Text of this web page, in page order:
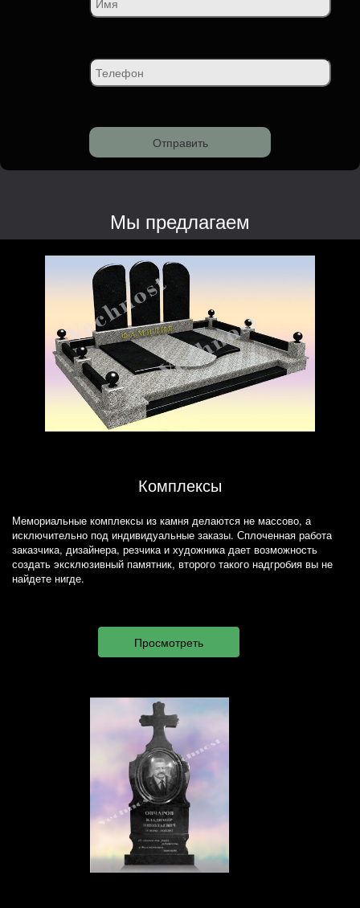
Мы предлагаем
Комплексы
Мемориальные комплексы из камня делаются не массово, а
исключительно под индивидуальные заказы. Сплоченная работа
заказчика, дизайнера, резчика и художника дает возможность
создать эксклюзивный памятник, второго такого надгробия вы не
найдете нигде.